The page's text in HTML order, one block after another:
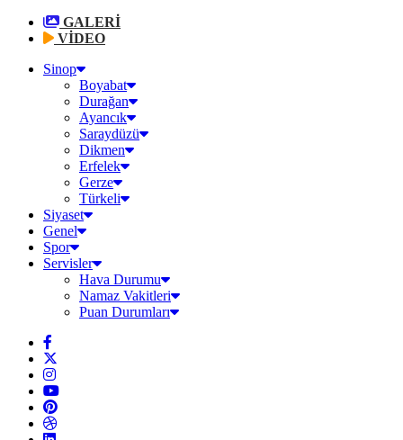
GALERİ
VİDEO
Sinop
Boyabat
Durağan
Ayancık
Saraydüzü
Dikmen
Erfelek
Gerze
Türkeli
Siyaset
Genel
Spor
Servisler
Hava Durumu
Namaz Vakitleri
Puan Durumları